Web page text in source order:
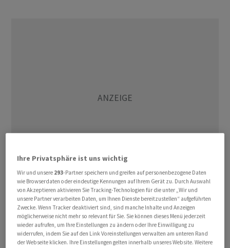
Ericsson macht vor allem die Zurückhaltung grosser
Mobilfunknetzbetreiber zu schaffen, die bereits früh in
neue Technik rund um den Mobilfunkstandard 5G
investiert hatten und jetzt ihre Lagerbestände
abbauen. Im vergangenen Quartal gingen in der
Ihre Privatsphäre ist uns wichtig
Wir und unsere 293-Partner speichern und greifen auf personenbezogene Daten
wie Browserdaten oder eindeutige Kennungen auf Ihrem Gerät zu. Durch Auswahl
von Akzeptieren aktivieren Sie Tracking-Technologien für die unter „Wir und
unsere Partner verarbeiten Daten, um Ihnen Dienste bereitzustellen“ aufgeführten
Zwecke. Wenn Tracker deaktiviert sind, sind manche Inhalte und Anzeigen
möglicherweise nicht mehr so relevant für Sie. Sie können dieses Menü jederzeit
wieder aufrufen, um Ihre Einstellungen zu ändern oder Ihre Einwilligung zu
widerrufen, indem Sie auf den Link Voreinstellungen verwalten am unteren Rand
der Webseite klicken. Ihre Einstellungen gelten innerhalb unseres Website. Weitere